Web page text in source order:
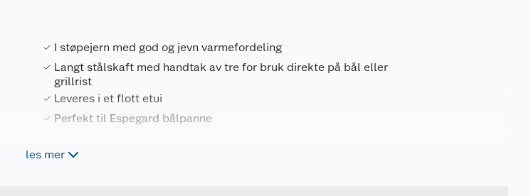
I støpejern med god og jevn varmefordeling
Langt stålskaft med handtak av tre for bruk direkte på bål eller
grillrist
Leveres i et flott etui
Perfekt til Espegard bålpanne
les merForpakningsmål